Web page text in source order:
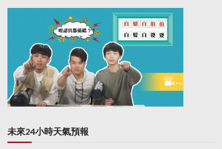
未來24小時天氣預報